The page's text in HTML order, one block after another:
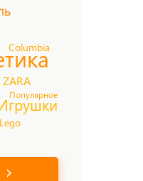
ZARA
Lego
Columbia
Популярное